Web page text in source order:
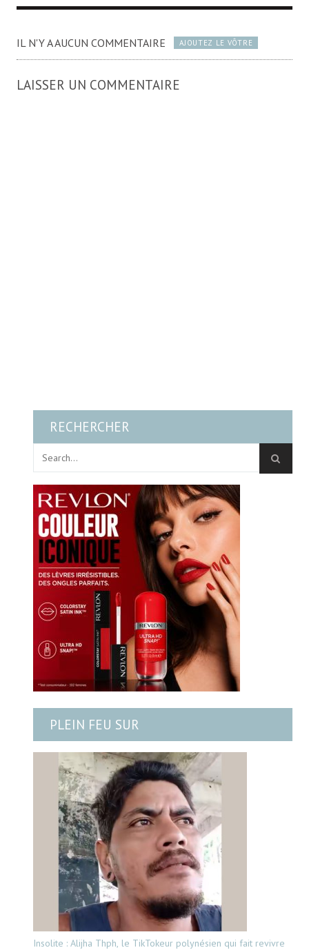
IL N'Y A AUCUN COMMENTAIRE AJOUTEZ LE VÔTRE
LAISSER UN COMMENTAIRE
RECHERCHER
PLEIN FEU SUR
Insolite : Alijha Thph, le TikTokeur polynésien qui fait revivre